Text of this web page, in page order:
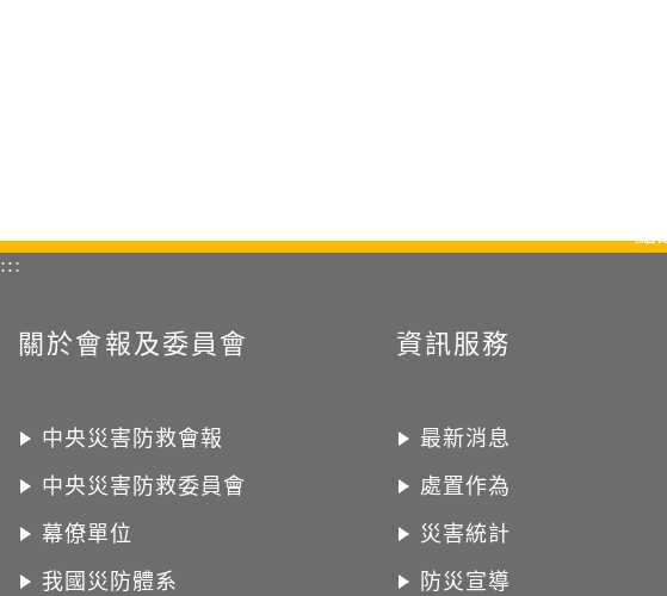
:::
點
關於會報及委員會
中央災害防救會報
中央災害防救委員會
幕僚單位
我國災防體系
資訊服務
最新消息
處置作為
災害統計
防災宣導